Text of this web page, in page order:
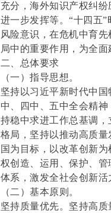
充分，海外知识产权纠
进一步发挥等。“十四五
风险意识，在危机中育
局中的重要作用，为全
二、总体要求
（一）指导思想。
坚持以习近平新时代中
中、四中、五中全会精
持稳中求进工作总基调
格局，坚持以推动高质
国为目标，以改革创新
权创造、运用、保护、
体系，激发全社会创新
（二）基本原则。
坚持质量优先。坚持高